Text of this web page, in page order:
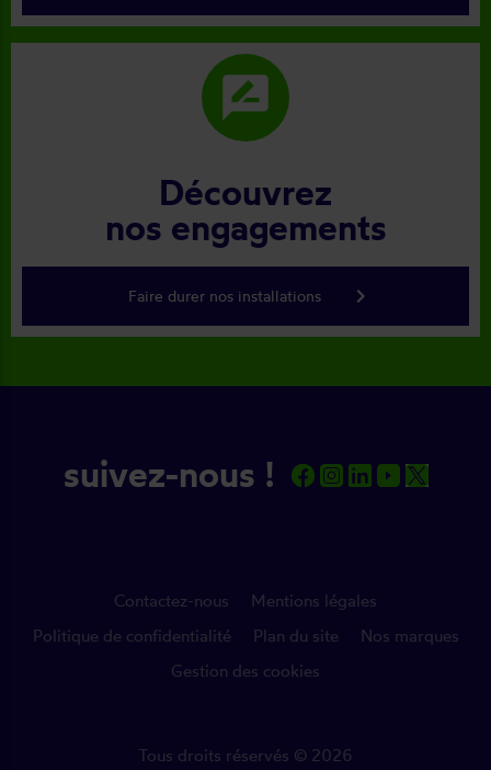
rate_review
Découvrez
nos engagements
Faire durer nos installations keyboard_arrow_right
suivez-nous !
Contactez-nous
Mentions légales
Politique de confidentialité
Plan du site
Nos marques
Gestion des cookies
Tous droits réservés © 2026